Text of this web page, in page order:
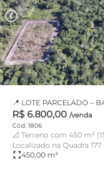
chevron_left
📍 LOTE PARCELADO –
R$ 6.800,00 /venda
Cód: 1806
📐 Terreno com 450 m²
Localizado na Quadra 177 – Lote 11
constante dese...
fullscreen450,00 m²